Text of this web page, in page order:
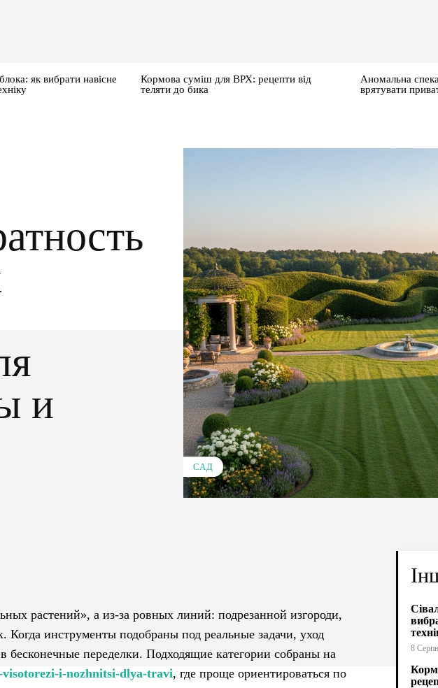
як вибрати навісне
Кормова суміш для ВРХ: рецепти від
теляти до бика
Аномальна
врятувати
и
САД
растений», а из-за ровных линий: подрезанной изгороди,
инструменты подобраны под реальные задачи, уход
бесконечные переделки. Подходящие категории собраны на
i-nozhnitsi-dlya-travi, где проще ориентироваться по
8